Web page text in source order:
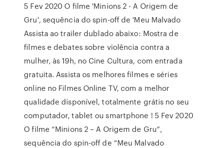
5 Fev 2020 O filme 'Minions 2 - A Origem de
Gru', sequência do spin-off de 'Meu Malvado
Assista ao trailer dublado abaixo: Mostra de
filmes e debates sobre violência contra a
mulher, às 19h, no Cine Cultura, com entrada
gratuita. Assista os melhores filmes e séries
online no Filmes Online TV, com a melhor
qualidade disponível, totalmente grátis no seu
computador, tablet ou smartphone ! 5 Fev 2020
O filme “Minions 2 – A Origem de Gru”,
sequência do spin-off de “Meu Malvado